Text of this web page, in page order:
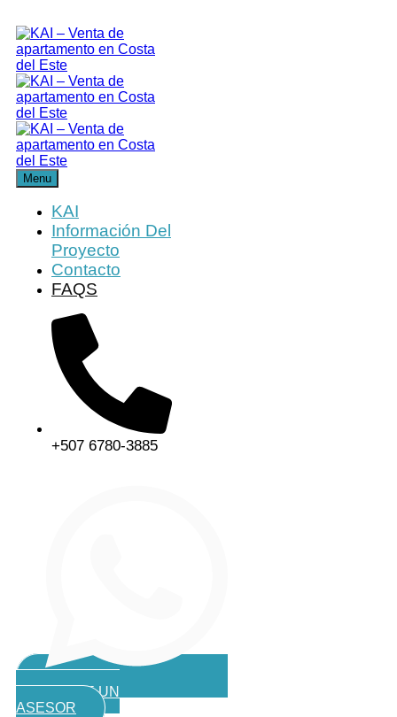
Menu
KAI
Información Del
Proyecto
Contacto
FAQS
+507 6780-3885
CONTACTE UN
ASESOR